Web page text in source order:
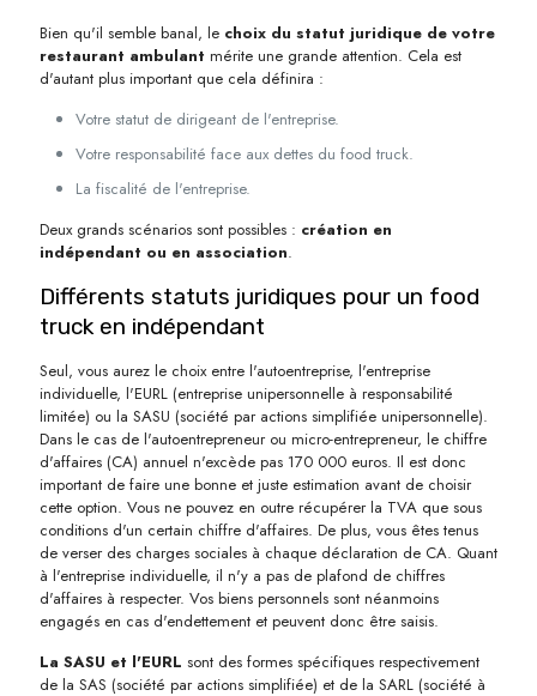
Bien qu'il semble banal, le choix du statut juridique de votre
restaurant ambulant mérite une grande attention. Cela est
d'autant plus important que cela définira :
Votre statut de dirigeant de l'entreprise.
Votre responsabilité face aux dettes du food truck.
La fiscalité de l'entreprise.
Deux grands scénarios sont possibles : création en
indépendant ou en association.
Différents statuts juridiques pour un food
truck en indépendant
Seul, vous aurez le choix entre l'autoentreprise, l'entreprise
individuelle, l'EURL (entreprise unipersonnelle à responsabilité
limitée) ou la SASU (société par actions simplifiée unipersonnelle).
Dans le cas de l'autoentrepreneur ou micro-entrepreneur, le chiffre
d'affaires (CA) annuel n'excède pas 170 000 euros. Il est donc
important de faire une bonne et juste estimation avant de choisir
cette option. Vous ne pouvez en outre récupérer la TVA que sous
conditions d'un certain chiffre d'affaires. De plus, vous êtes tenus
de verser des charges sociales à chaque déclaration de CA. Quant
à l'entreprise individuelle, il n'y a pas de plafond de chiffres
d'affaires à respecter. Vos biens personnels sont néanmoins
engagés en cas d'endettement et peuvent donc être saisis.
La SASU et l'EURL sont des formes spécifiques respectivement
de la SAS (société par actions simplifiée) et de la SARL (société à